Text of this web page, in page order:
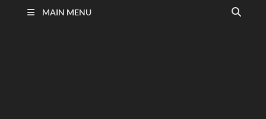
MAIN MENU